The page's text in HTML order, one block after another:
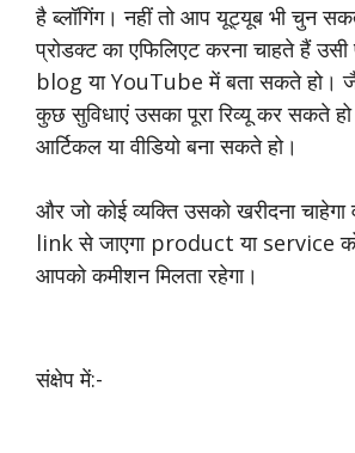
है ब्लॉगिंग। नहीं तो आप यूट्यूब भी चुन
प्रोडक्ट का एफिलिएट करना चाहते हैं
blog या YouTube में बता सकते हो।
कुछ सुविधाएं उसका पूरा रिव्यू कर सकते
आर्टिकल या वीडियो बना सकते हो।
और जो कोई व्यक्ति उसको खरीदना
link से जाएगा product या service
आपको कमीशन मिलता रहेगा।
संक्षेप में:-